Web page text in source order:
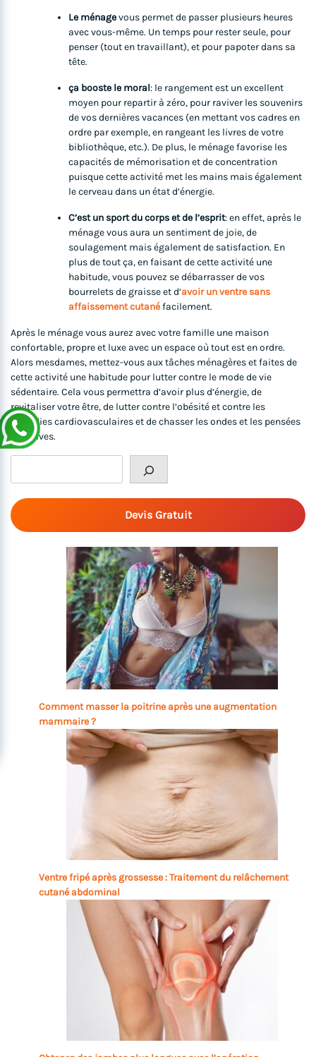
Le ménagevous permet de passer plusieurs heures
avec vous-même. Un temps pour rester seule, pour
penser (tout en travaillant), et pour papoter dans sa
tête.
ça booste le moral: le rangement est un excellent
moyen pour repartir à zéro, pour raviver les souvenirs
de vos dernières vacances (en mettant vos cadres en
ordre par exemple, en rangeant les livres de votre
bibliothèque, etc.). De plus, le ménage favorise les
capacités de mémorisation et de concentration
puisque cette activité met les mains mais également
le cerveau dans un état d’énergie.
C’est un sport du corps et de l’esprit: en effet, après le
ménage vous aura un sentiment de joie, de
soulagement mais également de satisfaction. En
plus de tout ça, en faisant de cette activité une
habitude, vous pouvez se débarrasser de vos
bourrelets de graisse et d’avoir un ventre sans
affaissement cutanéfacilement.
Après le ménage vous aurez avec votre famille une maison
confortable, propre et luxe avec un espace où tout est en ordre.
Alors mesdames, mettez-vous aux tâches ménagères et faites de
cette activité une habitude pour lutter contre le mode de vie
sédentaire. Cela vous permettra d’avoir plus d’énergie, de
revitaliser votre être, de lutter contre l’obésité et contre les
maladies cardiovasculaires et de chasser les ondes et les pensées
négatives.
Devis Gratuit
Comment masser la poitrine après une augmentation
mammaire ?
Ventre fripé après grossesse : Traitement du relâchement
cutané abdominal